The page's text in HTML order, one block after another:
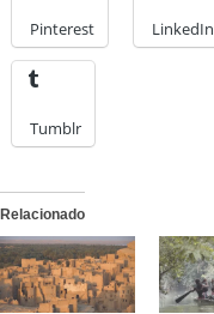
Pinterest LinkedIn
Tumblr
Relacionado